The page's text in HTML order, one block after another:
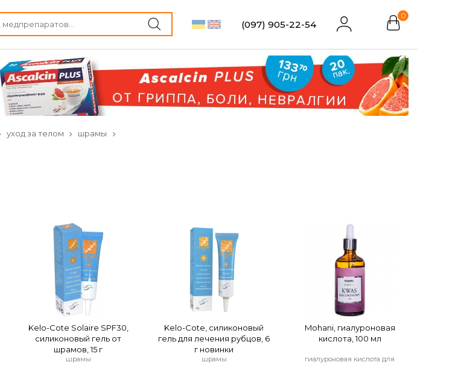
(097) 905-22-54
0
уход за телом шрамы
Kelo-Cote Solaire SPF30,
силиконовый гель от
шрамов, 15 г
шрамы
Kelo-Cote, силиконовый
гель для лечения рубцов, 6
г новинки
шрамы
Mohani, гиалуроновая
кислота, 100 мл
гиалуроновая кислота для